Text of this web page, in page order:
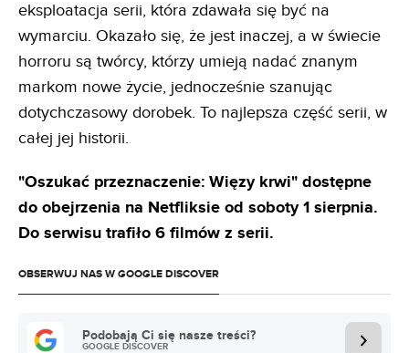
eksploatacja serii, która zdawała się być na
wymarciu. Okazało się, że jest inaczej, a w świecie
horroru są twórcy, którzy umieją nadać znanym
markom nowe życie, jednocześnie szanując
dotychczasowy dorobek. To najlepsza część serii, w
całej jej historii.
"Oszukać przeznaczenie: Więzy krwi" dostępne
do obejrzenia na Netfliksie od soboty 1 sierpnia.
Do serwisu trafiło 6 filmów z serii.
OBSERWUJ NAS W GOOGLE DISCOVER
Podobają Ci się nasze treści?
GOOGLE DISCOVER